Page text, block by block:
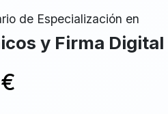
de Especialización en
y Firma Digital